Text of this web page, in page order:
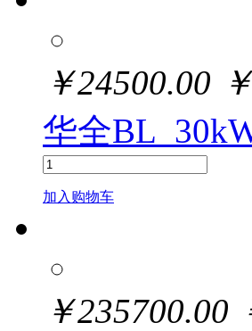
￥24500.00 ￥
华全
加入购物车
￥235700.00